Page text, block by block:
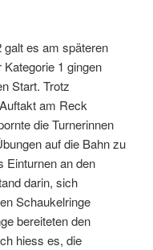
galt es am späteren
1 gingen
Start. Trotz
am Reck
die Turnerinnen
auf die Bahn zu
Einturnen an den
darin, sich
Schaukelringe
bereiteten den
hiess es, die